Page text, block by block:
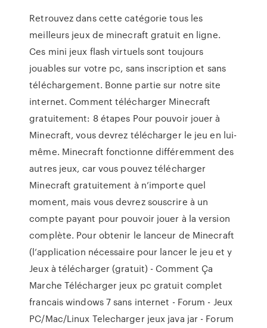
Retrouvez dans cette catégorie tous les
meilleurs jeux de minecraft gratuit en ligne.
Ces mini jeux flash virtuels sont toujours
jouables sur votre pc, sans inscription et sans
téléchargement. Bonne partie sur notre site
internet. Comment télécharger Minecraft
gratuitement: 8 étapes Pour pouvoir jouer à
Minecraft, vous devrez télécharger le jeu en lui-
même. Minecraft fonctionne différemment des
autres jeux, car vous pouvez télécharger
Minecraft gratuitement à n’importe quel
moment, mais vous devrez souscrire à un
compte payant pour pouvoir jouer à la version
complète. Pour obtenir le lanceur de Minecraft
(l’application nécessaire pour lancer le jeu et y
Jeux à télécharger (gratuit) - Comment Ça
Marche Télécharger jeux pc gratuit complet
francais windows 7 sans internet - Forum - Jeux
PC/Mac/Linux Telecharger jeux java jar - Forum